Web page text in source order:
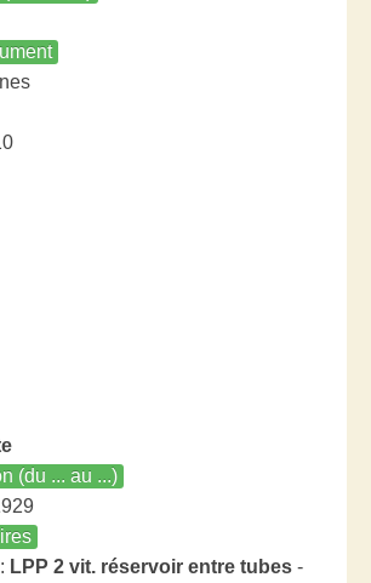
(du ... au ...)
LPP 2 vit. réservoir entre tubes -